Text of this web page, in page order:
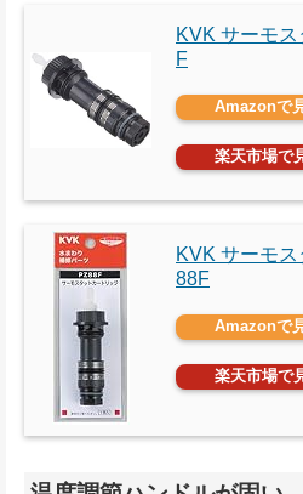
KVK サーモ
F
Amazonで
楽天市場で
KVK サーモ
88F
Amazonで
楽天市場で